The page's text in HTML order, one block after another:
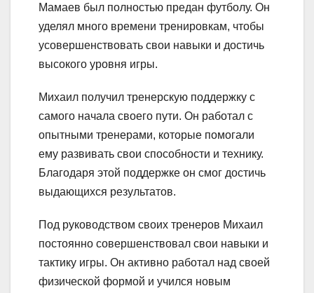
Мамаев был полностью предан футболу. Он
уделял много времени тренировкам, чтобы
усовершенствовать свои навыки и достичь
высокого уровня игры.
Михаил получил тренерскую поддержку с
самого начала своего пути. Он работал с
опытными тренерами, которые помогали
ему развивать свои способности и технику.
Благодаря этой поддержке он смог достичь
выдающихся результатов.
Под руководством своих тренеров Михаил
постоянно совершенствовал свои навыки и
тактику игры. Он активно работал над своей
физической формой и учился новым